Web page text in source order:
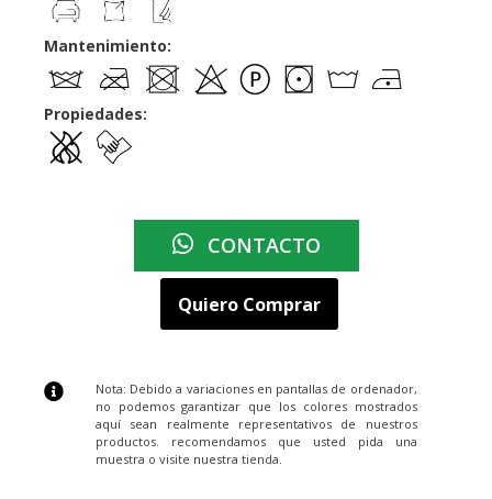
Mantenimiento:
Propiedades:
CONTACTO
Quiero Comprar
Nota: Debido a variaciones en pantallas de ordenador,
no podemos garantizar que los colores mostrados
aquí sean realmente representativos de nuestros
productos. recomendamos que usted pida una
muestra o visite nuestra tienda.